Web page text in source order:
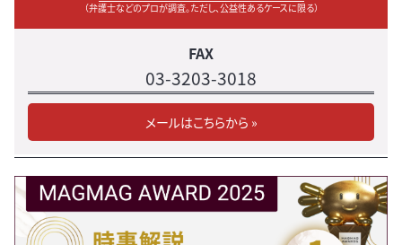
（弁護士などのプロが調査。ただし、公益性あるケースに限る）
FAX
03-3203-3018
メールはこちらから »